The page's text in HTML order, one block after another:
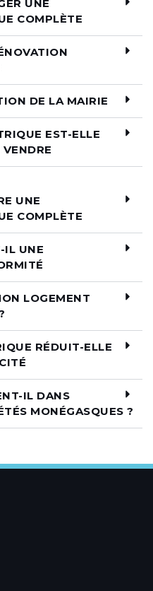
UNE
COMPLÈTE
DE LA MAIRIE
EST-ELLE
UNE
COMPLÈTE
IL UNE
LOGEMENT
RÉDUIT-ELLE
IL DANS
MONÉGASQUES ?